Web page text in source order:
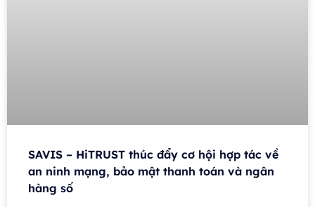
SAVIS – HiTRUST thúc đẩy cơ hội hợp tác về
an ninh mạng, bảo mật thanh toán và ngân
hàng số